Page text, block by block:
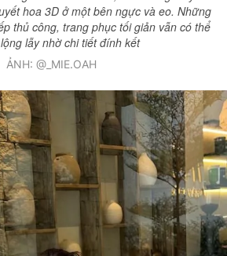
hoa 3D ở một bên ngực và eo. Những
thủ công, trang phục tối giản vẫn có thể
lẫy nhờ chi tiết đính kết
ẢNH: @_MIE.OAH